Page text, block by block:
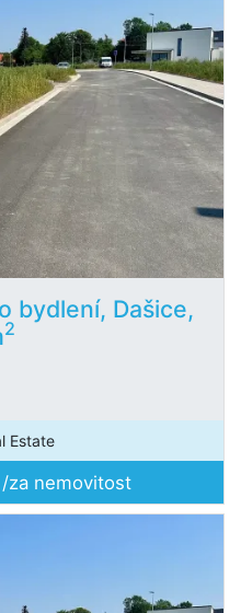
bydlení, Dašice,
2
Estate
/za nemovitost